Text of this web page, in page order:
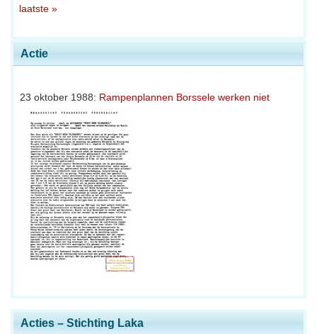
Actie
23 oktober 1988: Rampenplannen Borssele werken niet
Acties – Stichting Laka
laatste »